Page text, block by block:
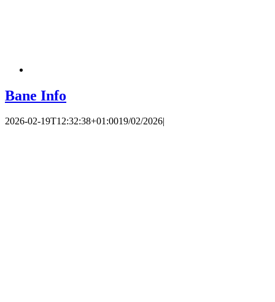
Bane Info
2026-02-19T12:32:38+01:0019/02/2026|